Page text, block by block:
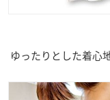
ゆったりとした着心